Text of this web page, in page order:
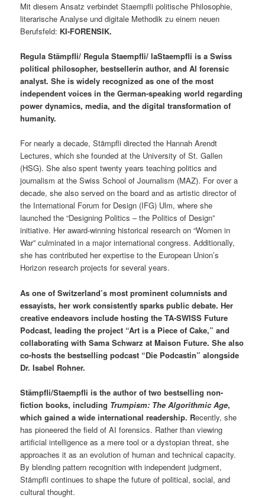
Mit diesem Ansatz verbindet Staempfli politische Philosophie,
literarische Analyse und digitale Methodik zu einem neuen
Berufsfeld: KI-FORENSIK.
Regula Stämpfli/ Regula Staempfli/ laStaempfli is a Swiss
political philosopher, bestsellerin author, and AI forensic
analyst. She is widely recognized as one of the most
independent voices in the German-speaking world regarding
power dynamics, media, and the digital transformation of
humanity.
For nearly a decade, Stämpfli directed the Hannah Arendt
Lectures, which she founded at the University of St. Gallen
(HSG). She also spent twenty years teaching politics and
journalism at the Swiss School of Journalism (MAZ). For over a
decade, she also served on the board and as artistic director of
the International Forum for Design (IFG) Ulm, where she
launched the “Designing Politics – the Politics of Design”
initiative. Her award-winning historical research on “Women in
War” culminated in a major international congress. Additionally,
she has contributed her expertise to the European Union’s
Horizon research projects for several years.
As one of Switzerland’s most prominent columnists and
essayists, her work consistently sparks public debate. Her
creative endeavors include hosting the TA-SWISS Future
Podcast, leading the project “Art is a Piece of Cake,” and
collaborating with Sama Schwarz at Maison Future. She also
co-hosts the bestselling podcast “Die Podcastin” alongside
Dr. Isabel Rohner.
Stämpfli/Staempfli is the author of two bestselling non-
fiction books, including Trumpism: The Algorithmic Age,
which gained a wide international readership. Recently, she
has pioneered the field of AI forensics. Rather than viewing
artificial intelligence as a mere tool or a dystopian threat, she
approaches it as an evolution of human and technical capacity.
By blending pattern recognition with independent judgment,
Stämpfli continues to shape the future of political, social, and
cultural thought.